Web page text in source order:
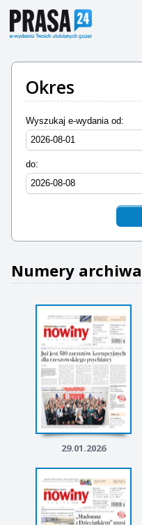
Okres
Wyszukaj e-wydania od:
do:
Numery
29.01.2026